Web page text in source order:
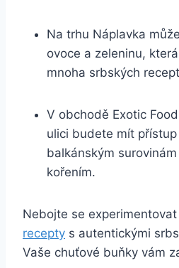
Na trhu Náplavka
ovoce a zeleninu,
mnoha srbských
V obchodě Exotic
ulici budete mít
balkánským
kořením.
Nebojte se experimentovat
recepty s autentickými
Vaše chuťové buňky vám